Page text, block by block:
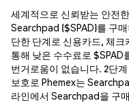
세계적으로 신뢰받는 안전
Searchpad ($SPAD)를 구
단한 단계로 신용카드, 체
통해 낮은 수수료로 $SPAD
번거로움이 없습니다. 2단
보호로 Phemex는
라인에서 Searchpad을 구